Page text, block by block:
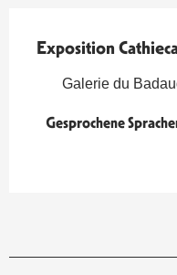
Exposition
Galerie du
Gesprochene
Gesprochene